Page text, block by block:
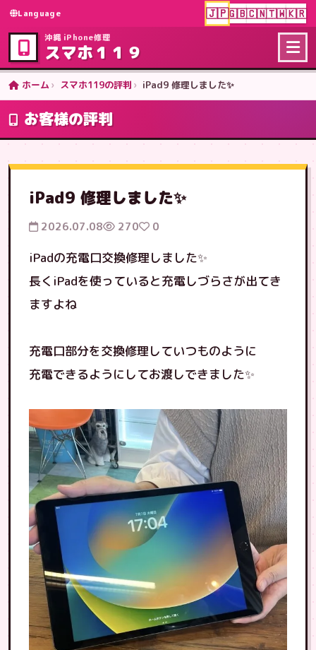
Language 🇯🇵🇬🇧🇨🇳🇹🇼🇰🇷
沖縄 iPhone修理
スマホ１１９
ホーム スマホ119の評判 iPad9 修理しました✨
お客様の評判
iPad9 修理しました✨
2026.07.08 270 0
iPadの充電口交換修理しました✨
長くiPadを使っていると充電しづらさが出てき
ますよね
充電口部分を交換修理していつものように
充電できるようにしてお渡しできました✨